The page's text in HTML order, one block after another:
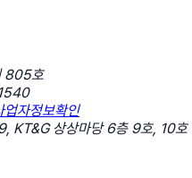
805호
업자정보확인
KT&G 상상마당 6층 9호, 10호